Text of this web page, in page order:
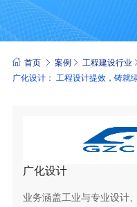
首页 案例
工程建设行业
广化设计： 工程设计提效，铸就
广化设计
业务涵盖工业与专业设计